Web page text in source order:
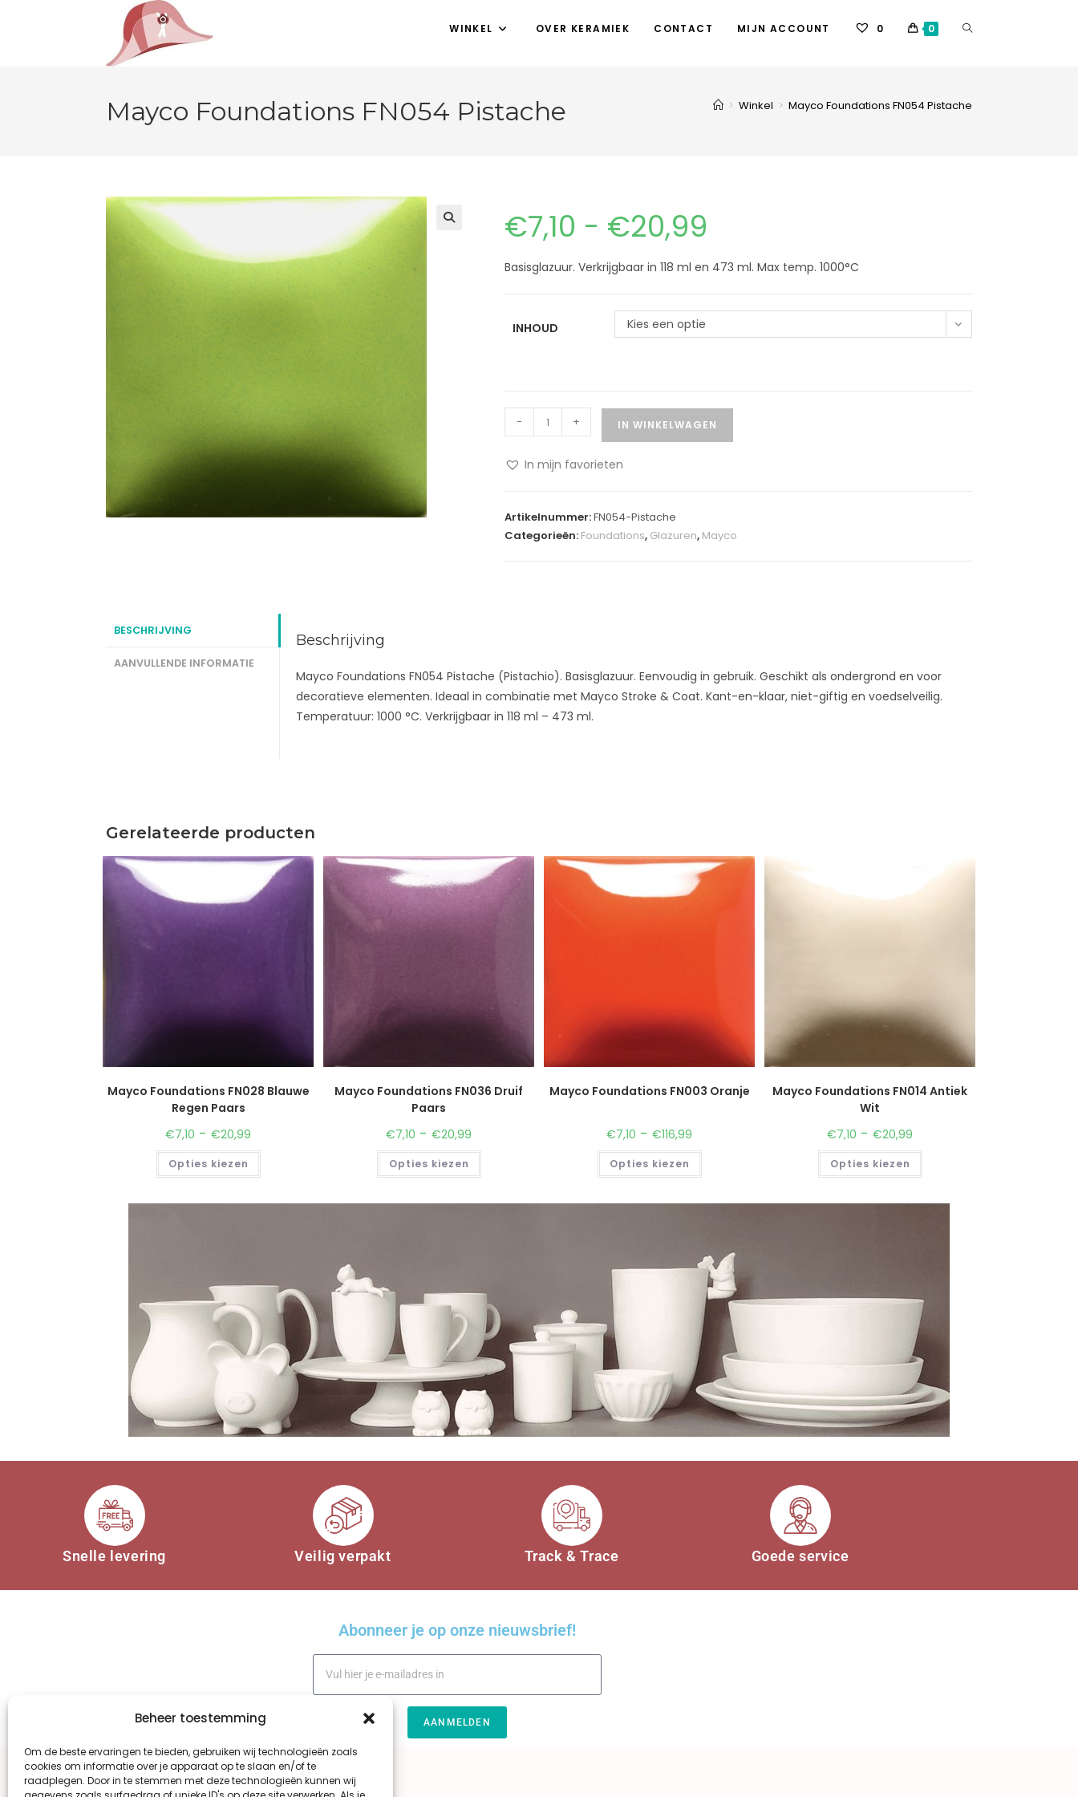
Beheer toestemming
Om de beste ervaringen te bieden, gebruiken wij technologieën zoals
cookies om informatie over je apparaat op te slaan en/of te
raadplegen. Door in te stemmen met deze technologieën kunnen wij
WINKEL OVER KERAMIEK CONTACT MIJN ACCOUNT 0 0
Mayco Foundations FN054 Pistache > Winkel > Mayco Foundations FN054 Pistache
€7,10 - €20,99
Basisglazuur. Verkrijgbaar in 118 ml en 473 ml. Max temp. 1000°C
INHOUD Kies een optie
- + IN WINKELWAGEN
In mijn favorieten
t
e
:
Artikelnummer:FN054-Pistache
Categorieën: Foundations, Glazuren, Mayco
BESCHRIJVING
AANVULLENDE INFORMATIE
Beschrijving
Mayco Foundations FN054 Pistache (Pistachio). Basisglazuur. Eenvoudig in gebruik. Geschikt als ondergrond en voor
decoratieve elementen. Ideaal in combinatie met Mayco Stroke & Coat. Kant-en-klaar, niet-giftig en voedselveilig.
Temperatuur: 1000 °C. Verkrijgbaar in 118 ml – 473 ml.
Gerelateerde producten
Mayco Foundations FN028 Blauwe
Regen Paars
€7,10 - €20,99
Opties kiezen
Mayco Foundations FN036 Druif
Paars
€7,10 - €20,99
Opties kiezen
Mayco Foundations FN003 Oranje
€7,10 - €116,99
Opties kiezen
Mayco Foundations FN014 Antiek
Wit
€7,10 - €20,99
Opties kiezen
Snelle levering Veilig verpakt Track & Trace Goede service
Abonneer je op onze nieuwsbrief!
AANMELDEN
A
l
t